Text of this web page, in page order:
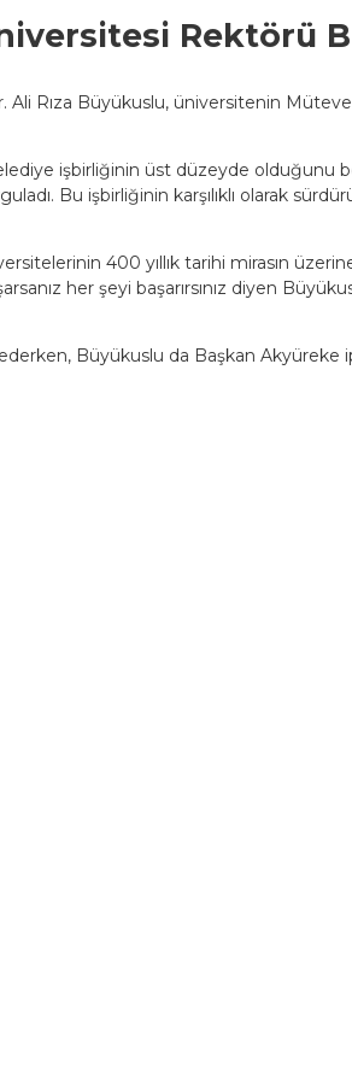
Rektörü
Rıza Büyükuslu, üniversitenin
işbirliğinin üst düzeyde
Bu işbirliğinin karşılıklı olarak
400 yıllık tarihi mirasın
her şeyi başarırsınız diyen
Büyükuslu da Başkan